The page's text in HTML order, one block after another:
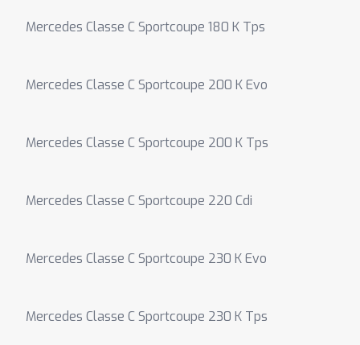
Mercedes Classe C Sportcoupe 180 K Tps
Mercedes Classe C Sportcoupe 200 K Evo
Mercedes Classe C Sportcoupe 200 K Tps
Mercedes Classe C Sportcoupe 220 Cdi
Mercedes Classe C Sportcoupe 230 K Evo
Mercedes Classe C Sportcoupe 230 K Tps